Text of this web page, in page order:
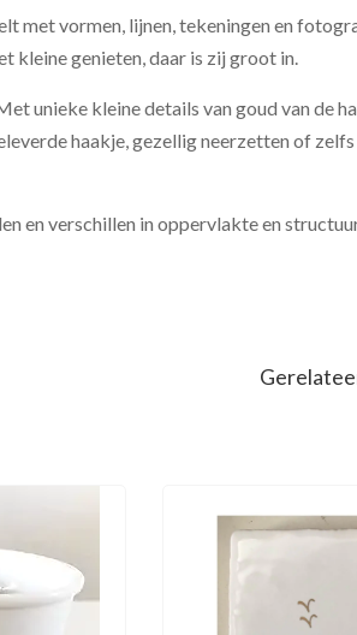
met vormen, lijnen, tekeningen en
kleine genieten, daar is zij groot in.
unieke kleine details van goud van de
haakje, gezellig neerzetten of
en verschillen in oppervlakte en